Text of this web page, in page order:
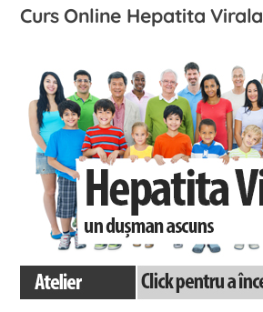
Curs Online Hepatita Virala